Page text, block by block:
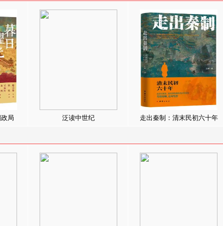
局 泛读中世纪 走出秦制：清末民初六十年